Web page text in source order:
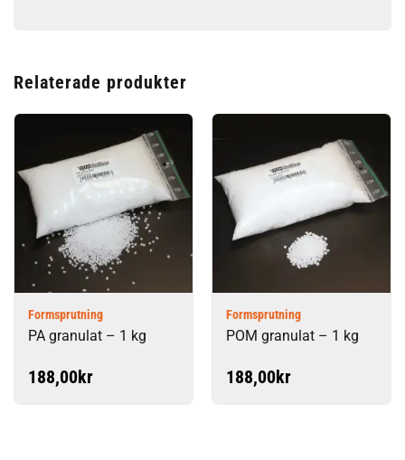
Relaterade produkter
Formsprutning
PA granulat – 1 kg
188,00kr
Formsprutning
POM granulat – 1 kg
188,00kr